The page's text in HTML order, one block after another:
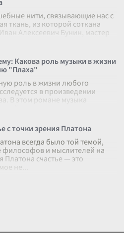
нити, связывающие нас с
ткань, из которой соткана
Алексеевич Бунин, мастер
Какова роль музыки в жизни
"Плаха"
роль в жизни любого
в произведении
В этом романе музыка
отраж
с точки зрения Платона
всегда было той темой,
философов и мыслителей на
счастье — это
не